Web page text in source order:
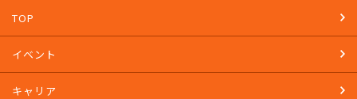
TOP
イベント
キャリア